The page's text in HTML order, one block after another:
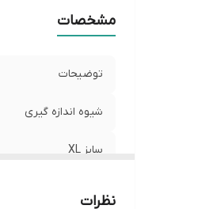
مشخصات
توضیحات
شیوه اندازه گیری
سایز XL
نظرات